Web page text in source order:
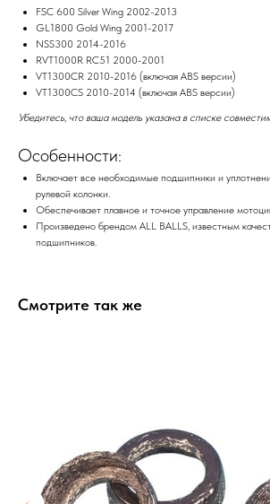
FSC 600 Silver Wing 2002-2013
GL1800 Gold Wing 2001-2017
NSS300 2014-2016
RVT1000R RC51 2000-2001
VT1300CR 2010-2016 (включая ABS версии)
VT1300CS 2010-2014 (включая ABS версии)
Убедитесь, что ваша модель указана в списке
Особенности:
Включает все необходимые подшипники и
рулевой колонки.
Обеспечивает плавное и точное управление
Произведено брендом ALL BALLS, известным
подшипников.
Смотрите так же